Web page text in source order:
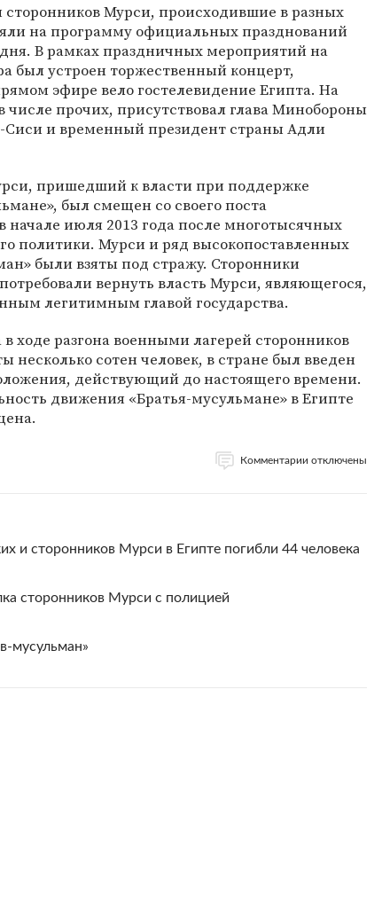
Мурси, происходившие в разных
на программу официальных празднований
В рамках праздничных мероприятий на
был устроен торжественный концерт,
эфире вело гостелевидение Египта. На
прочих, присутствовал глава Минобороны
Сиси и временный президент страны Адли
пришедший к власти при поддержке
был смещен со своего поста
июля 2013 года после многотысячных
политики. Мурси и ряд высокопоставленных
были взяты под стражу. Сторонники
вернуть власть Мурси, являющегося,
легитимным главой государства.
в ходе разгона военными лагерей сторонников
несколько сотен человек, в стране был введен
действующий до настоящего времени.
движения «Братья-мусульмане» в Египте
Комментарии отключены
и сторонников Мурси в Египте погибли 44 человека
сторонников Мурси с полицией
мусульман»